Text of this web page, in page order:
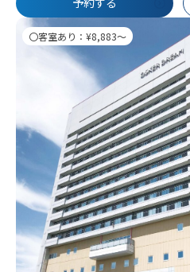
〇客室あり：¥8,883～